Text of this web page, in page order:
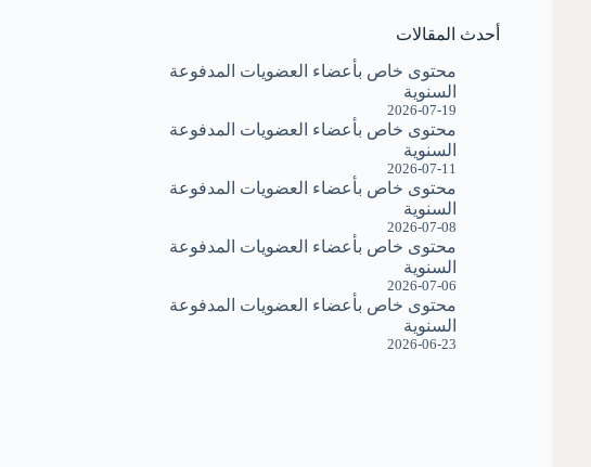
أحدث المقالات
محتوى خاص بأعضاء العضويات المدفوعة
السنوية
2026-07-19
محتوى خاص بأعضاء العضويات المدفوعة
السنوية
2026-07-11
محتوى خاص بأعضاء العضويات المدفوعة
السنوية
2026-07-08
محتوى خاص بأعضاء العضويات المدفوعة
السنوية
2026-07-06
محتوى خاص بأعضاء العضويات المدفوعة
السنوية
2026-06-23